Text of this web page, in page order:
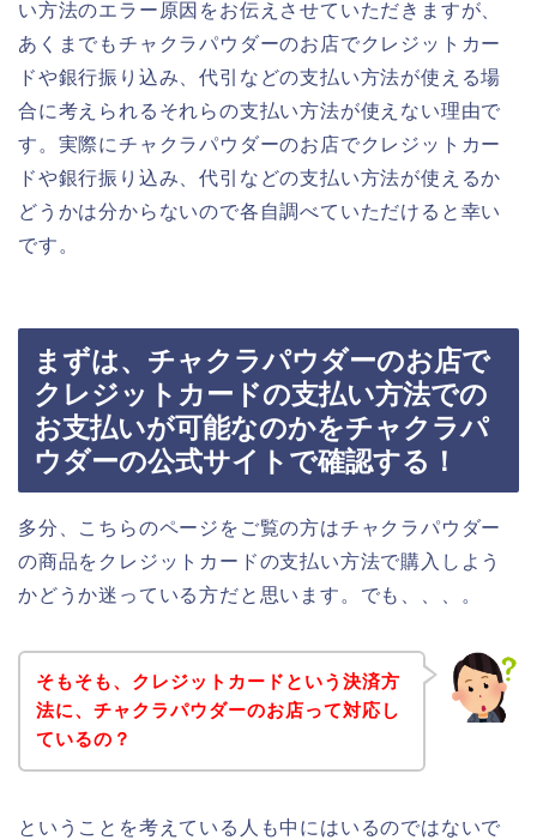
い方法のエラー原因をお伝えさせていただきますが、
あくまでもチャクラパウダーのお店でクレジットカー
ドや銀行振り込み、代引などの支払い方法が使える場
合に考えられるそれらの支払い方法が使えない理由で
す。実際にチャクラパウダーのお店でクレジットカー
ドや銀行振り込み、代引などの支払い方法が使えるか
どうかは分からないので各自調べていただけると幸い
です。
まずは、チャクラパウダーのお店で
クレジットカードの支払い方法での
お支払いが可能なのかをチャクラパ
ウダーの公式サイトで確認する！
多分、こちらのページをご覧の方はチャクラパウダー
の商品をクレジットカードの支払い方法で購入しよう
かどうか迷っている方だと思います。でも、、、。
そもそも、クレジットカードという決済方
法に、チャクラパウダーのお店って対応し
ているの？
ということを考えている人も中にはいるのではないで